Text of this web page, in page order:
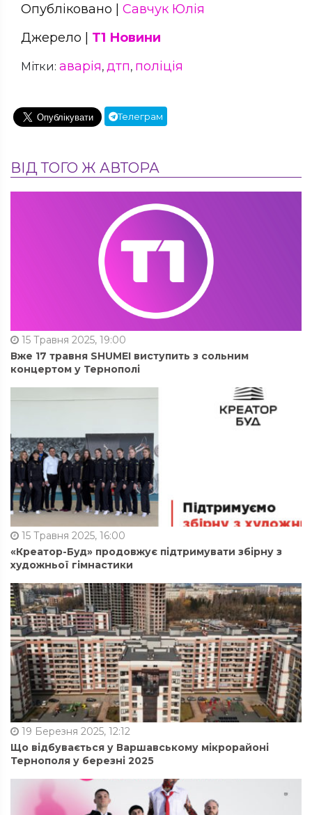
Опубліковано | Савчук Юлія
Джерело | Т1 Новини
Мітки: аварія, дтп, поліція
Телеграм
ВІД ТОГО Ж АВТОРА
15 Травня 2025, 19:00
Вже 17 травня SHUMEI виступить з сольним
концертом у Тернополі
15 Травня 2025, 16:00
«Креатор-Буд» продовжує підтримувати збірну з
художньої гімнастики
19 Березня 2025, 12:12
Що відбувається у Варшавському мікрорайоні
Тернополя у березні 2025